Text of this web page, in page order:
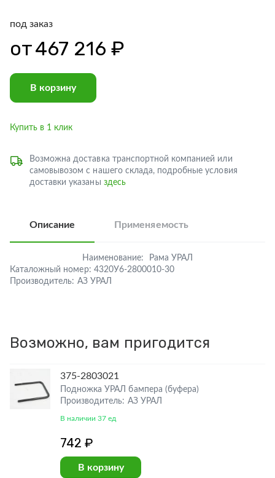
под заказ
от467 216 ₽
В корзину
Купить в 1 клик
Возможна доставка транспортной компанией или
самовывозом с нашего склада, подробные условия
доставки указаны здесь
Описание Применяемость
Наименование:
Рама УРАЛ
Каталожный номер: 4320У6-2800010-30
Производитель: АЗ УРАЛ
Возможно, вам пригодится
375-2803021
Подножка УРАЛ бампера (буфера)
Производитель: АЗ УРАЛ
В наличии 37 ед
742 ₽
В корзину